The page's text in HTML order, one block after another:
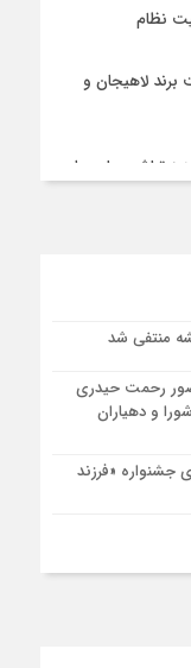
نظام
لاهیجان و
برای چای
شهید ایران – مشهد
مشهد
نجف
منتفی شد
رحمت حیدری
و دهیاران
جشنواره «فرزند